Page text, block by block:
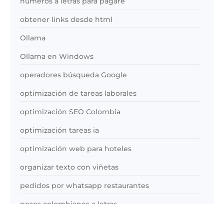
obtener links desde html
Ollama
Ollama en Windows
operadores búsqueda Google
optimización de tareas laborales
optimización SEO Colombia
optimización tareas ia
optimización web para hoteles
organizar texto con viñetas
pedidos por whatsapp restaurantes